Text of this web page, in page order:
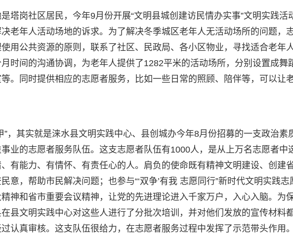
塔岗社区居民，今年9月份开展“文明县城创建访民情办实事”文明实践活
老年人活动场地的诉求。为了解决冬季城区老年人无活动场所的问题，
用公共资源的原则，联系了社区、民政局、各小区物业，寻找适合老年
时间的沟通协调，为老年人提供了1282平米的活动场所，分别设置成舞
。同时提供相应的志愿者服务，比如一些日常的照顾、陪伴等，可以让
”，其实就是涞水县文明实践中心、县创城办今年8月份招募的一支政治素
业的志愿者服务队伍。这支志愿者队伍有1000人，是从上万名志愿者中
有能力、有情怀、有责任心的人。肩负的使命既有精神文明建设、创建
意，帮助市民解决问题；也参与“‘双争’有我 志愿同行”新时代文明实践志
神和省市重要会议精神，让党的先进理论进入千家万户，入心入脑。为
县文明实践中心对这些人进行了分批次培训，并对他们发放的宣传材料
认真审核。这支队伍很给力，在志愿者服务过程中发挥了示范带头作用